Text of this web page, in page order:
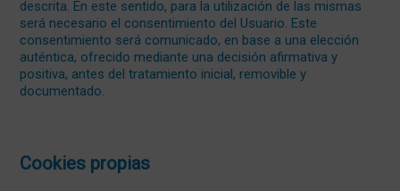
descrita. En este sentido, para la utilización de las mismas
será necesario el consentimiento del Usuario. Este
consentimiento será comunicado, en base a una elección
auténtica, ofrecido mediante una decisión afirmativa y
positiva, antes del tratamiento inicial, removible y
documentado.
Cookies propias